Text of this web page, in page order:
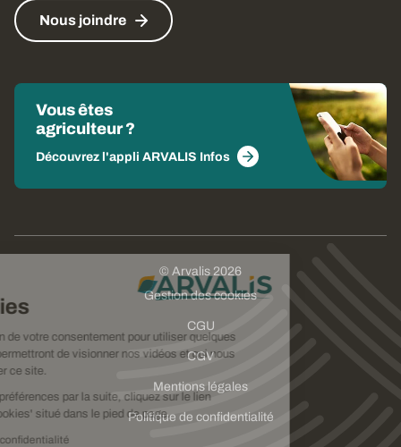
vos cookies
Nous avons besoin de votre consentement pour utiliser quelques
cookies qui vous permettront de visionner nos vidéos et qui nous
aideront à améliorer ce site.
Pour modifier vos préférences par la suite, cliquez sur le lien
'Préférences de cookies' situé dans le pied de page.
Lire la politique de confidentialité
Nous joindre
Vous êtes
agriculteur ?
Découvrez l'appli ARVALIS Infos
© Arvalis 2026
Gestion des cookies
CGU
CGV
Mentions légales
Politique de confidentialité